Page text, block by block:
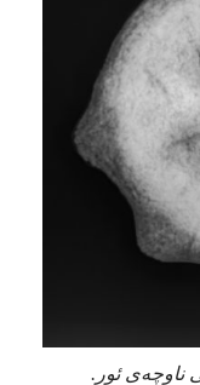
ناوچەی ئور.